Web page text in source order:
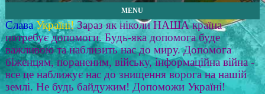
MENU
Слава Україні! Зараз як ніколи НАША країна
потребує допомоги. Будь-яка допомога буде
важливою та наблизить нас до миру. Допомога
біженцям, пораненим, війську, інформаційна війна -
все це наближує нас до знищення ворога на нашій
землі. Не будь байдужим! Допоможи Україні!